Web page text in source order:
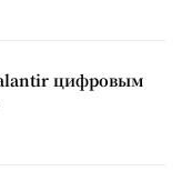
цифровым